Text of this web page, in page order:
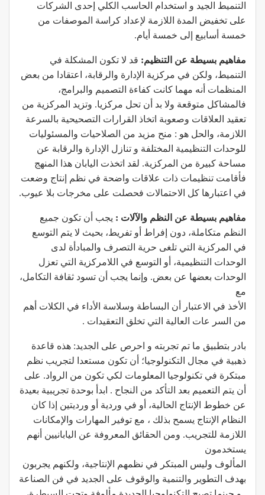
التنميط الجيد و استخدام الحاسب الكلي إحدى الشركات
على تخفيض المدة اللازمة لإعداد كراسة الموصفات من
خمسة أسابيع إلى خمسة أيام.
مفاهيم بسيطة عن التنظيم: قد لا تكون المشكلة في
التنميط، ولكن في مركزية الإدارة والرقابة، اعتقادا من بعض
المنظمات أنه مهما كانت كفاءة التصميم والبرامج،
فالمشاكل متوقعة ولا بد أن تحل مركزيا. وتزيد المركزية من
تعقيد العلاقات وصعوبة اتخاذ القرارات التصحيحية بالسرعة
اللازمة، والحل هو : منح مزيد من الصلاحيات والمسئوليات
للوحدات التنظيمية المختلفة و تنازل الإدارة والرقابة عن
مساحة كبيرة من المركزية. لقد اتخذت اليابان هذا المنهج
فأقامت تنظيمات ذات علاقات واضحة في نظم إنتاج وضعت
في اعتبارها كل الاحتمالات فحصلت على مخرجات بلا عيوب.
مفاهيم بسيطة عن النظم والآلات : يجب أن تكون جميع
النظم متكاملة، دون إفراط أو تفريط، بحيث لا يتم التوسع
في المركزية التي تلغى حرية التصرف والمبادأة لدى
الوحدات التنظيمية، أو التوسع في اللامركزية التي تعزل
الوحدات بعضها عن بعض. وإنما يجب أن تسود ثقافة التكامل،
مع
الأخذ في الاعتبار أن البساطة وسلاسة الأداء في الكلات أهم
من السر عات العالية التي تخلق التعقيدات .
بادر بتطبيق ما تم تجربته و احرص على الجديد: هذه قاعدة
ذهبية في مجال التكنولوجيا؛ أن تكون مستعدا لتجريب نظم
مبتكرة في تكنولوجيا المعلومات لكي تكون من الرواد. على
أن يتم التعميم بعد التأكد من النجاح . ابدأ بوحدة تجريبية بعيدة
عن خطوط الإنتاج الحالية، أو في وردية أو ورديتين إذا كان
النظام الإنتاج يسمح بذلك ، مع توفير المهارات والإمكانات
اللازمة للتجريب. ومن الحقائق المعروفة عن اليابانيين أنهم
يستخدمون
المألوف وليس المبتكر في نظمهم الإنتاجية، ولكنهم يجربون
بهدف التطوير والتنمية والوقوف على الجديد في فن الصناعة